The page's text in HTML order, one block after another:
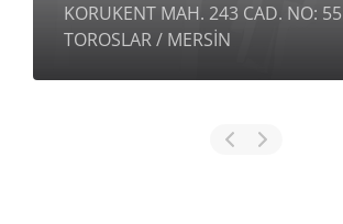
KORUKENT MAH. 243 CAD. NO: 55
TOROSLAR / MERSİN